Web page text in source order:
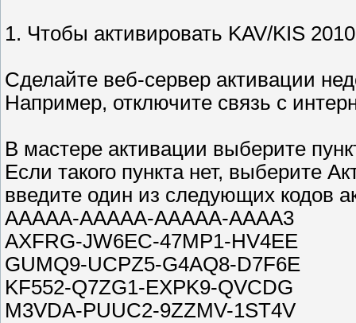
1. Чтобы активировать KAV/KIS
Сделайте веб-сервер активации
Например, отключите связь с
В мастере активации выберите
Если такого пункта нет, выберите
введите один из следующих кодов
AAAAA-AAAAA-AAAAA-AAAA3
AXFRG-JW6EC-47MP1-HV4EE
GUMQ9-UCPZ5-G4AQ8-D7F6E
KF552-Q7ZG1-EXPK9-QVCDG
M3VDA-PUUC2-9ZZMV-1ST4V